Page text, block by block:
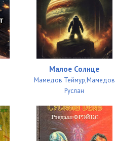
Малое Солнце
Мамедов Теймур,Мамедов
Руслан